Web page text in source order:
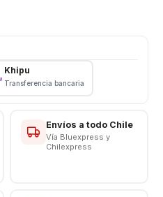
EN TIENDA
Khipu
Transferencia bancaria
Envíos a todo Chile
Vía Bluexpress y
Chilexpress